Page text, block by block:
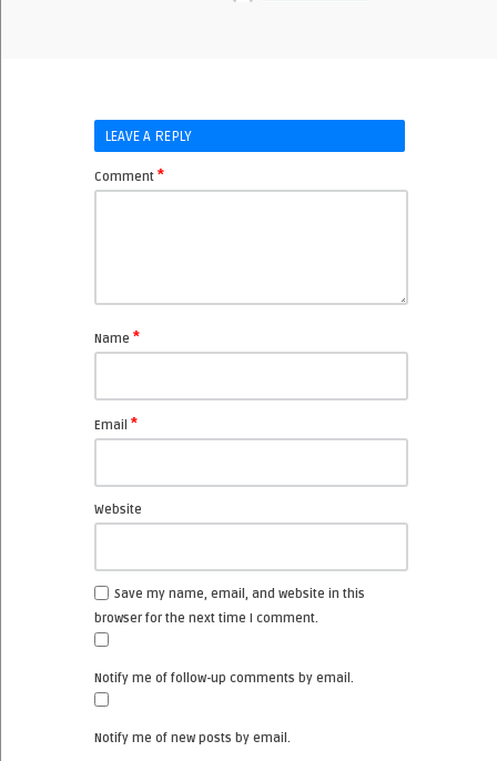
LEAVE A REPLY
Comment *
Name *
Email *
Website
Save my name, email, and website in this
browser for the next time I comment.
Notify me of follow-up comments by email.
Notify me of new posts by email.